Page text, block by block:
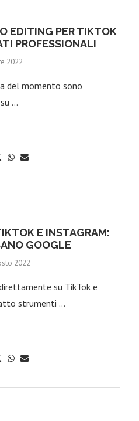
EDITING PER TIKTOK
PROFESSIONALI
2022
del momento sono
…
E INSTAGRAM:
GOOGLE
2022
su TikTok e
strumenti …